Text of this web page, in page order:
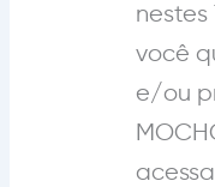
nestes
você
e/ou